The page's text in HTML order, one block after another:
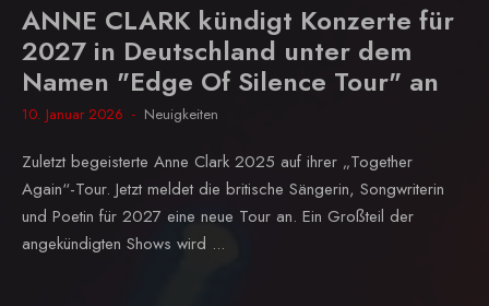
ANNE CLARK kündigt Konzerte für
2027 in Deutschland unter dem
Namen "Edge Of Silence Tour" an
10. Januar 2026 Neuigkeiten
Zuletzt begeisterte Anne Clark 2025 auf ihrer „Together
Again“-Tour. Jetzt meldet die britische Sängerin, Songwriterin
und Poetin für 2027 eine neue Tour an. Ein Großteil der
angekündigten Shows wird ...